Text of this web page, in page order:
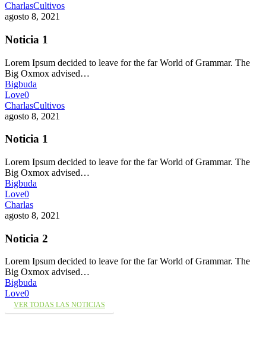
CharlasCultivos
agosto 8, 2021
Noticia 1
Lorem Ipsum decided to leave for the far World of Grammar. The
Big Oxmox advised…
Bigbuda
Love0
CharlasCultivos
agosto 8, 2021
Noticia 1
Lorem Ipsum decided to leave for the far World of Grammar. The
Big Oxmox advised…
Bigbuda
Love0
Charlas
agosto 8, 2021
Noticia 2
Lorem Ipsum decided to leave for the far World of Grammar. The
Big Oxmox advised…
Bigbuda
Love0
VER TODAS LAS NOTICIAS